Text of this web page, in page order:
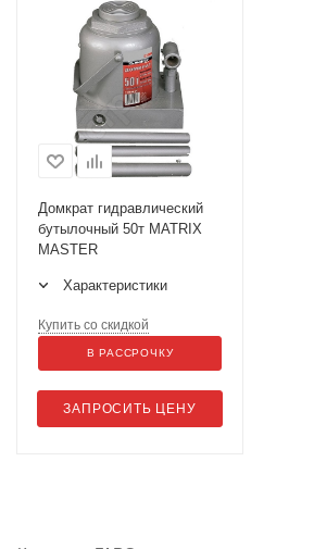
Домкрат гидравлический
бутылочный 50т MATRIX
MASTER
Характеристики
ЗАПРОСИТЬ ЦЕНУ
Купить со скидкой
В РАССРОЧКУ